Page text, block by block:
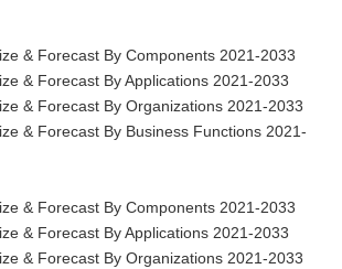
& Forecast By Components 2021-2033
& Forecast By Applications 2021-2033
& Forecast By Organizations 2021-2033
& Forecast By Business Functions 2021-
& Forecast By Components 2021-2033
& Forecast By Applications 2021-2033
& Forecast By Organizations 2021-2033